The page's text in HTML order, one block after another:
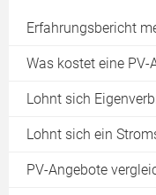
Erfahrungsbericht
Was kostet eine PV-
Lohnt sich
Lohnt sich ein
PV-Angebote